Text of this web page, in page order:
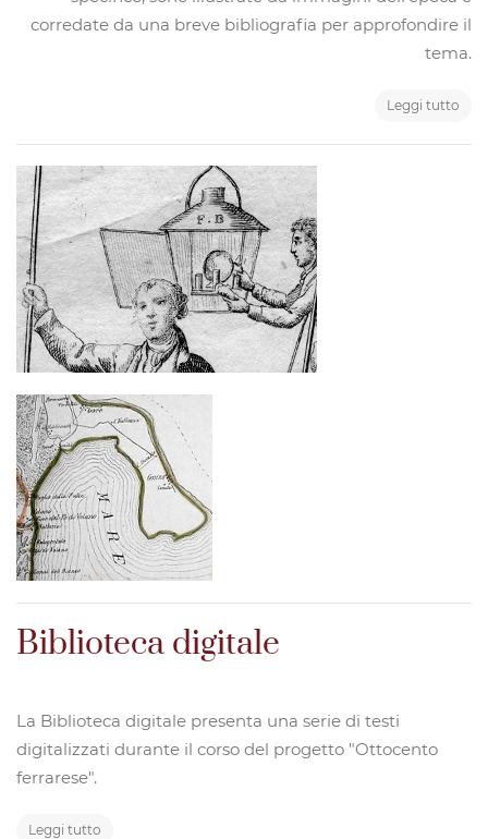
corredate da una breve bibliografia per approfondire il
tema.
Leggi tutto
Biblioteca digitale
La Biblioteca digitale presenta una serie di testi
digitalizzati durante il corso del progetto "Ottocento
ferrarese".
Leggi tutto